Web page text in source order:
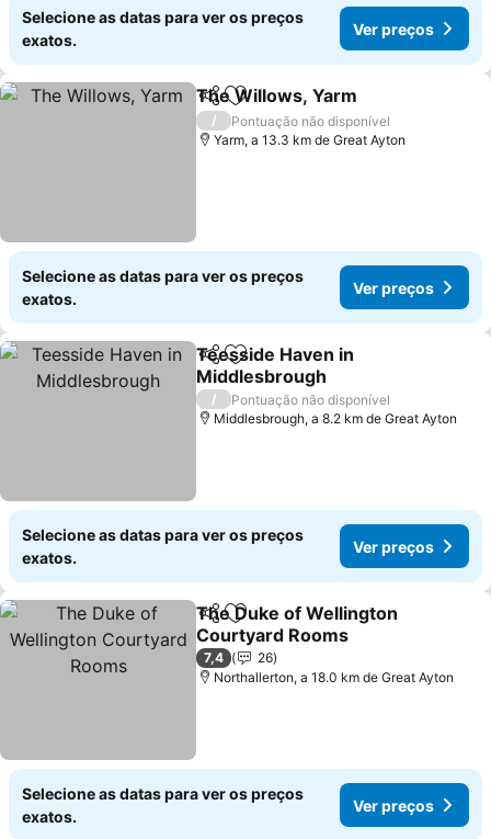
Selecione as datas para ver os preços
exatos.
Ver preços
PartilharAdicionar aos favoritos
The Willows, Yarm
/
Pontuação não disponível
Yarm, a 13.3 km de Great Ayton
Selecione as datas para ver os preços
exatos.
Ver preços
PartilharAdicionar aos favoritos
Teesside Haven in
Middlesbrough
/
Pontuação não disponível
Middlesbrough, a 8.2 km de Great Ayton
Selecione as datas para ver os preços
exatos.
Ver preços
PartilharAdicionar aos favoritos
The Duke of Wellington
Courtyard Rooms
7,4
26
Northallerton, a 18.0 km de Great Ayton
Selecione as datas para ver os preços
exatos.
Ver preços